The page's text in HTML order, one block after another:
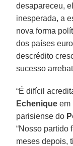
desapareceu,
inesperada, a
nova forma
dos países
descrédito
sucesso
“É difícil
Echenique em
parisiense do
“Nosso partido
meses depois,